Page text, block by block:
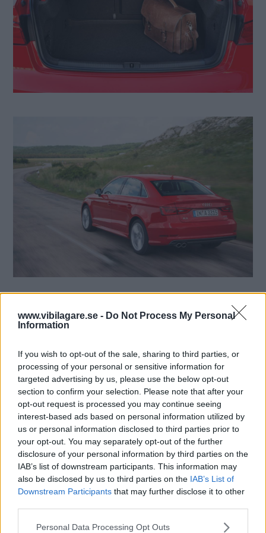
www.vibilagare.se - Do Not Process My Personal
Information
If you wish to opt-out of the sale, sharing to third parties, or
processing of your personal or sensitive information for
targeted advertising by us, please use the below opt-out
section to confirm your selection. Please note that after your
opt-out request is processed you may continue seeing
interest-based ads based on personal information utilized by
us or personal information disclosed to third parties prior to
your opt-out. You may separately opt-out of the further
disclosure of your personal information by third parties on the
IAB’s list of downstream participants. This information may
also be disclosed by us to third parties on the IAB’s List of
Downstream Participants that may further disclose it to other
Please note that this website/app uses one or more Google
Personal Data Processing Opt Outs